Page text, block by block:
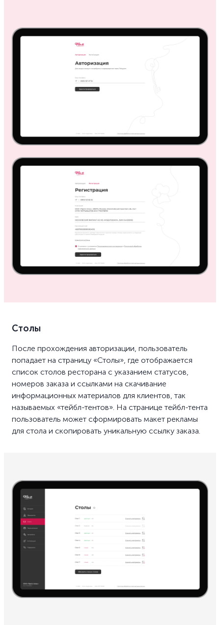
Столы
После прохождения авторизации, пользователь
попадает на страницу «Столы», где отображается
список столов ресторана с указанием статусов,
номеров заказа и ссылками на скачивание
информационных материалов для клиентов, так
называемых «тейбл-тентов». На странице тейбл-тента
пользователь может сформировать макет рекламы
для стола и скопировать уникальную ссылку заказа.